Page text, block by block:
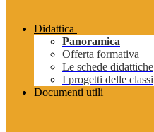
Didattica
Panoramica
Offerta formativa
Le schede didattiche
I progetti delle classi
Documenti utili